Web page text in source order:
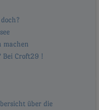
machen
Bei Croft29 !
über die